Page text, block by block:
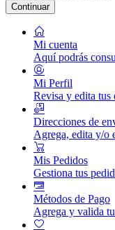
Continuar
Mi cuenta
Aquí podrás
Mi Perfil
Revisa y edita tus
Direcciones de
Agrega, edita y/o
Mis Pedidos
Gestiona tus
Métodos de Pago
Agrega y valida